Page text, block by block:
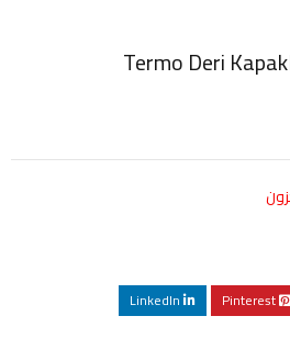
Termo Deri
Pinterest
LinkedIn